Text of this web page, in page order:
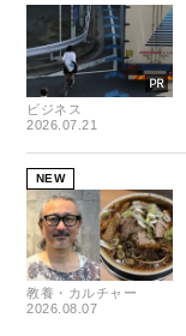
ビジネス
2026.07.21
NEW
教養・カルチャー
2026.08.07